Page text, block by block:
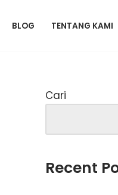
BLOG TENTANG KAMI
Cari
Recent